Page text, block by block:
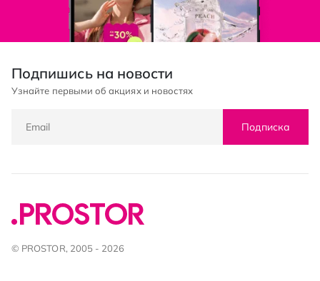
Подпишись на новости
Узнайте первыми об акциях и новостях
Подписка
© PROSTOR, 2005 - 2026